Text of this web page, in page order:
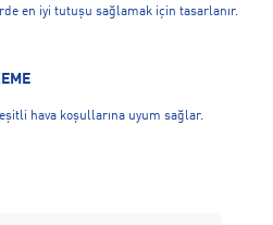
en iyi tutuşu sağlamak için tasarlanır.
hava koşullarına uyum sağlar.